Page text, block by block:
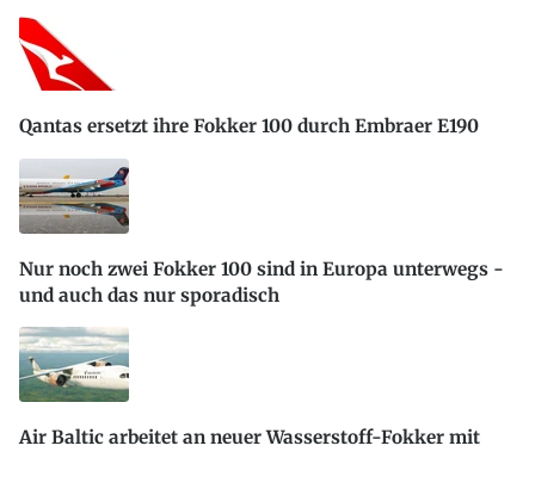
Qantas ersetzt ihre Fokker 100 durch Embraer E190
Nur noch zwei Fokker 100 sind in Europa unterwegs -
und auch das nur sporadisch
Air Baltic arbeitet an neuer Wasserstoff-Fokker mit